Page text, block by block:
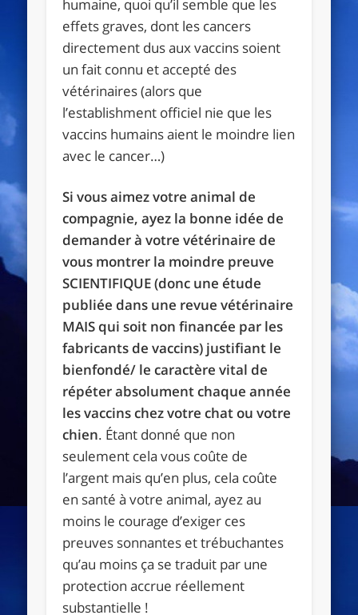
humaine, quoi qu’il semble que les
effets graves, dont les cancers
directement dus aux vaccins soient
un fait connu et accepté des
vétérinaires (alors que
l’establishment officiel nie que les
vaccins humains aient le moindre lien
avec le cancer…)
Si vous aimez votre animal de
compagnie, ayez la bonne idée de
demander à votre vétérinaire de
vous montrer la moindre preuve
SCIENTIFIQUE (donc une étude
publiée dans une revue vétérinaire
MAIS qui soit non financée par les
fabricants de vaccins) justifiant le
bienfondé/ le caractère vital de
répéter absolument chaque année
les vaccins chez votre chat ou votre
chien. Étant donné que non
seulement cela vous coûte de
l’argent mais qu’en plus, cela coûte
en santé à votre animal, ayez au
moins le courage d’exiger ces
preuves sonnantes et trébuchantes
qu’au moins ça se traduit par une
protection accrue réellement
substantielle !